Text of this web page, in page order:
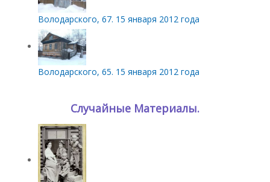
Володарского, 67. 15 января 2012 года
Володарского, 65. 15 января 2012 года
Случайные Материалы.